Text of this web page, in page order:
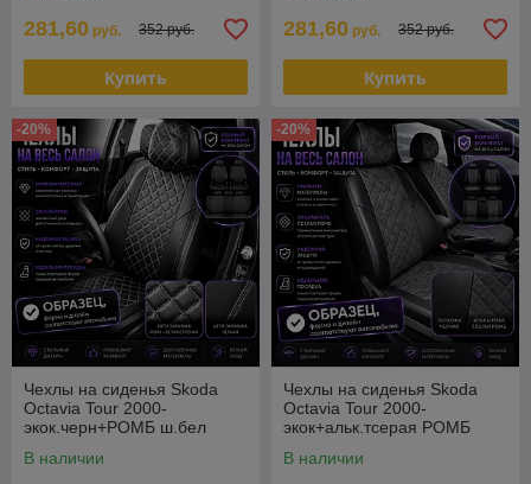
281,60 руб. 352 руб.
Купить
281,60 руб. 352 руб.
Купить
-20%
Чехлы на сиденья Skoda
Octavia Tour 2000-
экок.черн+РОМБ ш.бел
В наличии
-20%
Чехлы на сиденья Skoda
Octavia Tour 2000-
экок+альк.тсерая РОМБ
В наличии